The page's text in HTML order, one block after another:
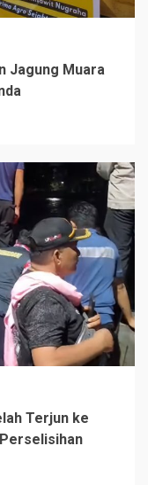
Jagung Muara
Terjun ke